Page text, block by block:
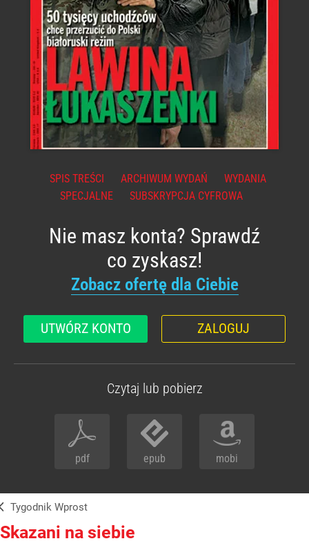
SPIS TREŚCI ARCHIWUM WYDAŃ
WYDANIA
SPECJALNE
SUBSKRYPCJA CYFROWA
Nie masz konta? Sprawdź
co zyskasz!
Zobacz ofertę dla Ciebie
UTWÓRZ KONTO ZALOGUJ
Czytaj lub pobierz
pdf epub mobi
Tygodnik Wprost
Skazani na siebie